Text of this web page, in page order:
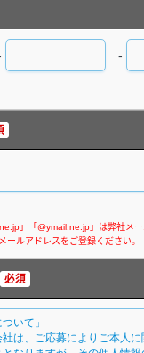
-
必須